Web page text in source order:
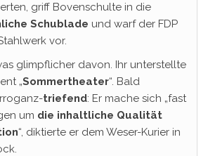
griff Bovenschulte in die
Schublade und warf der FDP
vor.
glimpflicher davon. Ihr unterstellte
„Sommertheater“. Bald
triefend: Er mache sich „fast
um die inhaltliche Qualität
“, diktierte er dem Weser-Kurier in